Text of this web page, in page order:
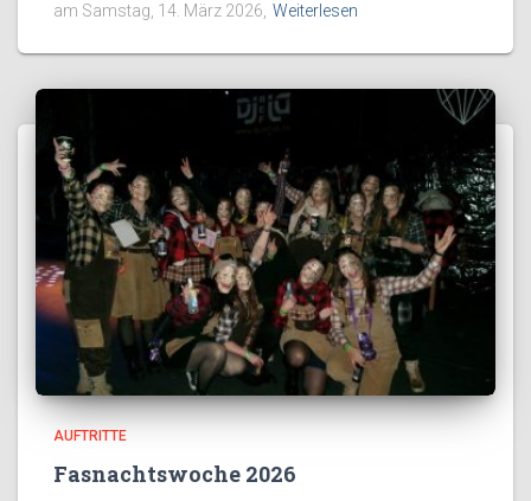
am Samstag, 14. März 2026, Weiterlesen
AUFTRITTE
Fasnachtswoche 2026